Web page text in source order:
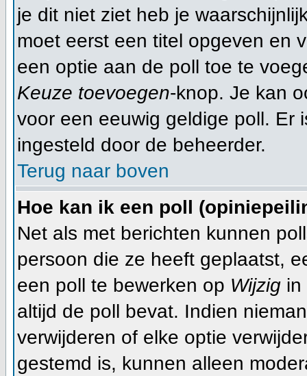
je dit niet ziet heb je
moet eerst een titel opgeven en
een optie aan de poll toe te
Keuze toevoegen-knop. Je kan
voor een eeuwig geldige poll. Er
ingesteld door de beheerder.
Terug naar boven
Hoe kan ik een poll
Net als met berichten kunnen
persoon die ze heeft geplaatst,
een poll te bewerken op Wijzig in
altijd de poll bevat. Indien
verwijderen of elke optie
gestemd is, kunnen alleen